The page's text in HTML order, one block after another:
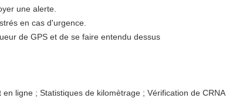
une alerte.
en cas d'urgence.
de GPS et de se faire entendu dessus
ligne ; Statistiques de kilomètrage ; Vérification de CRNA